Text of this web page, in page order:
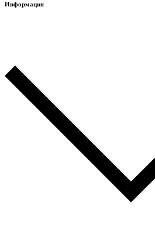
Информация